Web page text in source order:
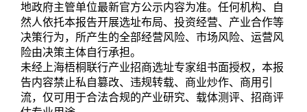
地政府主管单位最新官方公示内容为准。任何机构、自
然人依托本报告开展选址布局、投资经营、产业合作等
决策行为，所产生的全部经营风险、市场风险、运营风
险由决策主体自行承担。
未经上海梧桐联行产业招商选址专家组书面授权，本报
告内容禁止私自篡改、违规转载、商业炒作、商用引
流，仅可用于合法合规的产业研究、载体测评、招商评